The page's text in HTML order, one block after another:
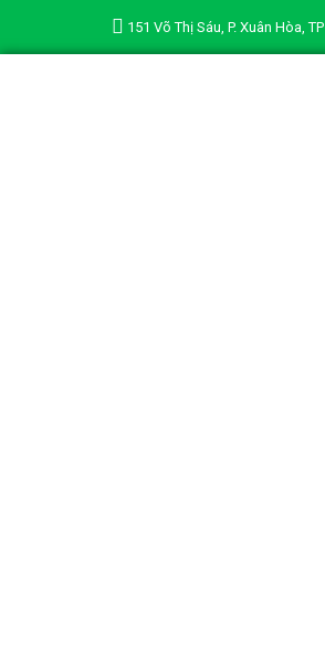
151 Võ Thị Sáu, P. Xuân Hòa,